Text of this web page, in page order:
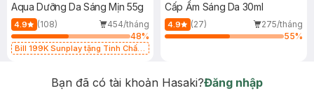
Aqua Dưỡng Da Sáng Mịn 55g
4.9 (108)
454/tháng
48%
Bill 199K Sunplay tặng Tinh Chất
Cấp Ẩm Sáng Da 30ml
4.9 (27)
275/tháng
55%
Bạn đã có tài khoản Hasaki?Đăng nhập